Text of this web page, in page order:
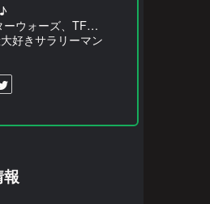
ーウォーズ、TF…
好きサラリーマン